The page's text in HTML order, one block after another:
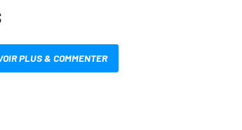
PLUS & COMMENTER